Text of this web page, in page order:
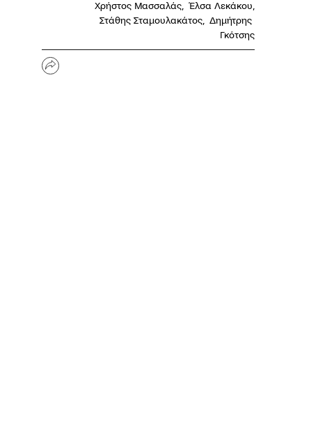
Χρήστος Μασσαλάς, Έλσα Λεκάκου,
Στάθης Σταμουλακάτος, Δημήτρης
Γκότσης